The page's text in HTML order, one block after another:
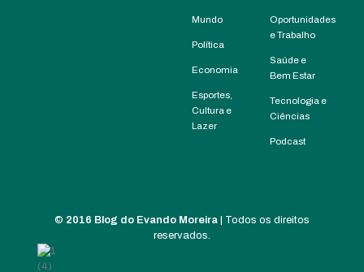
Mundo
Política
Economia
Esportes,
Cultura e
Lazer
Oportunidades
e Trabalho
Saúde e
Bem Estar
Tecnologia e
Ciências
Podcast
© 2016 Blog do Evando Moreira | Todos os direitos
reservados.